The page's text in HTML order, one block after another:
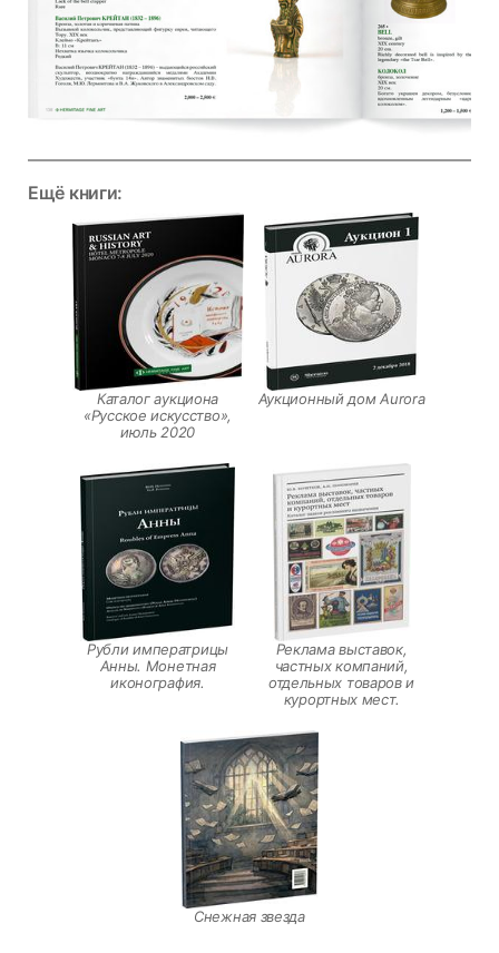
Ещё книги:
Каталог аукциона
«Русское искусство»,
июль 2020
Аукционный дом Aurora
Рубли императрицы
Анны. Монетная
иконография.
Реклама выставок,
частных компаний,
отдельных товаров и
курортных мест.
Снежная звезда